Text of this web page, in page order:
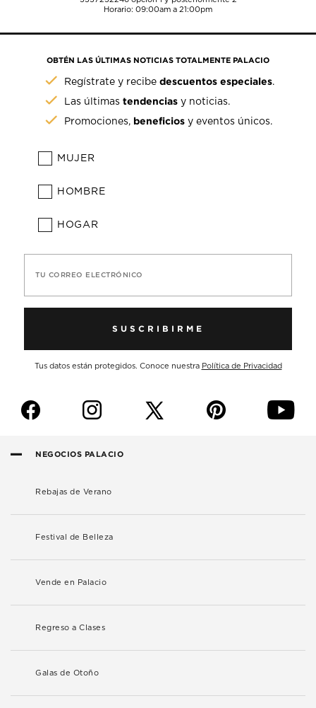
Horario: 09:00am a 21:00pm
OBTÉN LAS ÚLTIMAS NOTICIAS TOTALMENTE PALACIO
Regístrate y recibedescuentos especiales.
Las últimastendencias y noticias.
Promociones, beneficios y eventos únicos.
MUJER
HOMBRE
HOGAR
TU CORREO ELECTRÓNICO
SUSCRIBIRME
Tus datos están protegidos. Conoce nuestra Política de Privacidad
f i p y
NEGOCIOS PALACIO
Rebajas de Verano
Festival de Belleza
Vende en Palacio
Regreso a Clases
Galas de Otoño